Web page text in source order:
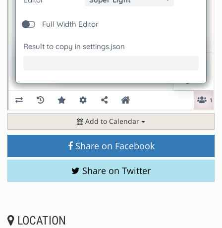
Add to Calendar
Share on Facebook
Share on Twitter
LOCATION